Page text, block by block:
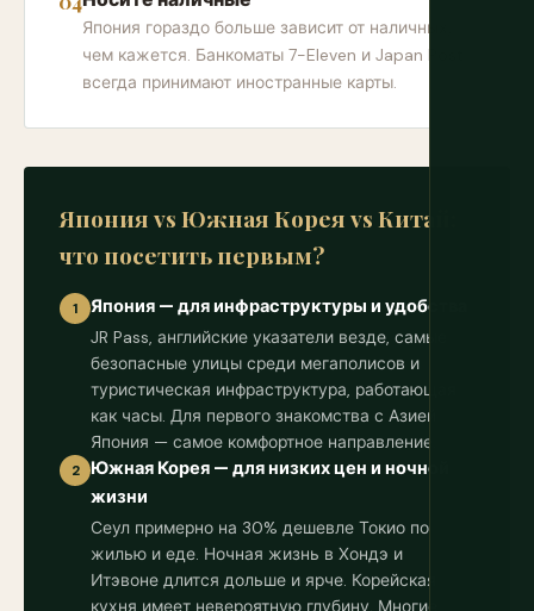
Япония гораздо больше зависит от наличных,
чем кажется. Банкоматы 7-Eleven и Japan Post
всегда принимают иностранные карты.
Япония vs Южная Корея vs Китай:
что посетить первым?
1 Япония — для инфраструктуры и удобства
JR Pass, английские указатели везде, самые
безопасные улицы среди мегаполисов и
туристическая инфраструктура, работающая
как часы. Для первого знакомства с Азией
Япония — самое комфортное направление.
2
Южная Корея — для низких цен и ночной
жизни
Сеул примерно на 30% дешевле Токио по
жилью и еде. Ночная жизнь в Хондэ и
Итэвоне длится дольше и ярче. Корейская
кухня имеет невероятную глубину. Многие